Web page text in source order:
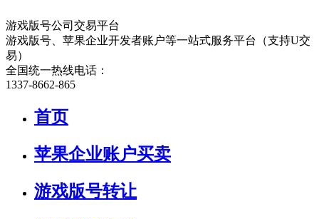
游戏版号公司交易平台
游戏版号、苹果企业开发者账户等一站式服务平台（支持U交
易）
全国统一热线电话：
1337-8662-865
首页
苹果企业账户买卖
游戏版号转让